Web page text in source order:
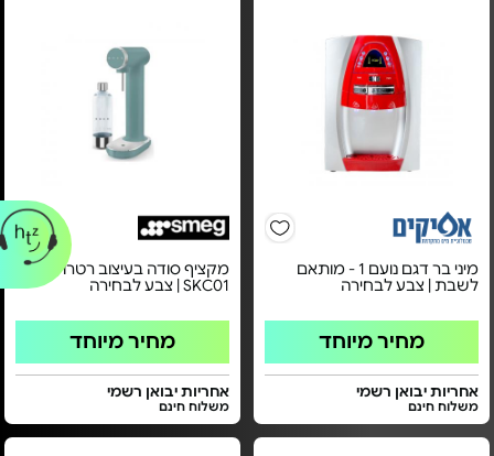
מיני בר דגם נועם 1 - מותאם
לשבת | צבע לבחירה
מחיר מיוחד
אחריות יבואן רשמי
משלוח חינם
מקציף סודה בעיצוב רטרו - דגם
SKC01 | צבע לבחירה
מחיר מיוחד
אחריות יבואן רשמי
משלוח חינם